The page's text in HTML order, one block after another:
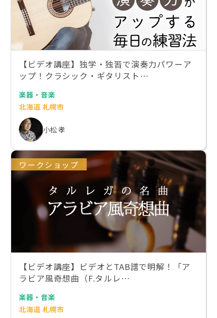
【ビデオ講座】独学・独習で演奏力パワーア
ップ！クラシック・ギタリスト…
楽器・音楽
北海道 札幌市
小松 孝
ワークショップ
【ビデオ講座】ビデオとTAB譜で明解！「ア
ラビア風奇想曲（F.タルレ…
楽器・音楽
北海道 札幌市